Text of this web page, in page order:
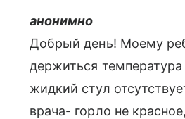
анонимно
Добрый день! Моему
держиться
жидкий стул
врача- горло не